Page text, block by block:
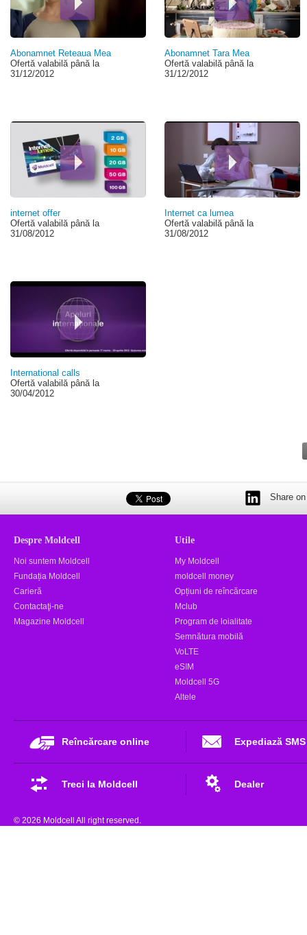
Abonamnet Reteaua Mea
Ofertă valabilă până la
31/12/2012
Abonamnet Tara Mea
Ofertă valabilă până la
31/12/2012
internet offer
Ofertă valabilă până la
31/08/2012
Internet ca lumea
Ofertă valabilă până la
31/08/2012
International calls
Ofertă valabilă până la
30/04/2012
Share
Despre Moldcell
Noi suntem Moldcell
Fundația Moldcell
Carieră
Contactaţi-ne
Magazine Moldcell
Utile
My Moldcell
moldcell money
Opțiuni de reîncărcare
Mclub
Program de loialitate
Semnătura mobilă
VoLTE
eSIM
Moldcell 5G
Altele
Reîncărcare online Expediază SMS
Treci la Moldcell Dealer
© 2026 Moldcell All right reserved.